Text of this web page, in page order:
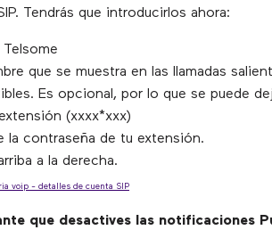
Tendrás que introducirlos ahora:
Telsome
que se muestra en las llamadas
Es opcional, por lo que se puede
(xxxx*xxx)
la contraseña de tu extensión.
a la derecha.
que desactives las notificaciones